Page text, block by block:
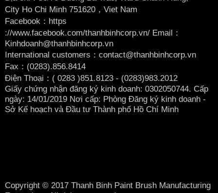
City Ho Chi Minh 751620，Viet Nam
Facebook： https
://www.facebook.com/thanhbinhcorp.vn/ Email：
Kinhdoanh@thanhbinhcorp.vn
International customers：contact@thanhbinhcorp.vn
Fax：(0283).856.8414
Điện Thoại：( 0283 )851.8123 - (0283)983.2012
Giấy chứng nhận đăng ký kinh doanh: 0302050744. Cấp
ngày: 14/01/2019 Nơi cấp: Phòng Đăng ký kinh doanh -
Sở Kế hoạch và Đầu tư Thành phố Hồ Chí Minh
Copyright © 2017 Thanh Binh Paint Brush Manufacturing